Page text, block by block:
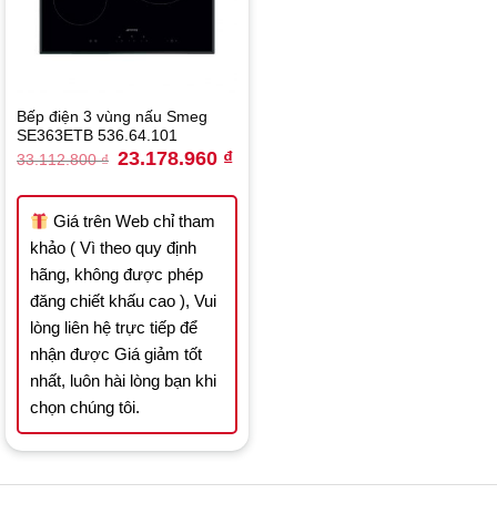
Bếp điện 3 vùng nấu Smeg
SE363ETB 536.64.101
33.112.800₫ Original
price
33.112.800 ₫.
23.178.960 ₫Current
23.178.960 ₫.
Giá trên Web chỉ tham
khảo ( Vì theo quy định
hãng, không được phép
đăng chiết khấu cao ), Vui
lòng liên hệ trực tiếp để
nhận được Giá giảm tốt
nhất, luôn hài lòng bạn khi
chọn chúng tôi.